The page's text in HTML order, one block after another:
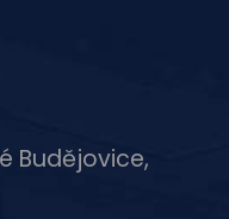
Budějovice,